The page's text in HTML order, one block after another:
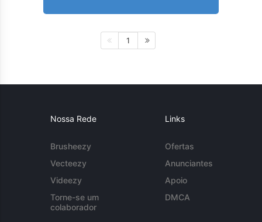
1
Nossa Rede
Brusheezy
Vecteezy
Videezy
Torne-se um
colaborador
Links
Ofertas
Anunciantes
Apoio
DMCA